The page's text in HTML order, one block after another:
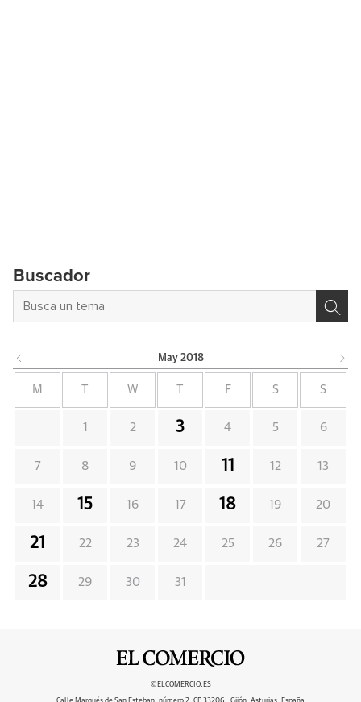
Buscador
May 2018
M W F S S
1 2 3 4 5 6
7 8 9 10 11 12 13
14 15 16 17 18 19 20
21 22 23 24 25 26 27
28 29 30 31
©ELCOMERCIO.ES